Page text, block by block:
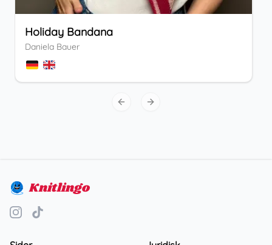
Holiday Bandana
Daniela Bauer
Previous slide
Next slide
Knitlingo